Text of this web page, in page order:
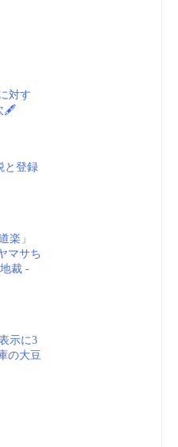
対す
🖋
と登録
楽」
マサち
裁 -
示に3
の大豆